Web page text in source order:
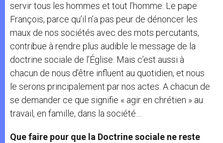
servir tous les hommes et tout l’homme. Le pape
François, parce qu’il n’a pas peur de dénoncer les
maux de nos sociétés avec des mots percutants,
contribue à rendre plus audible le message de la
doctrine sociale de l’Église. Mais c’est aussi à
chacun de nous d’être influent au quotidien, et nous
le serons principalement par nos actes. A chacun de
se demander ce que signifie « agir en chrétien » au
travail, en famille, dans la société…
Que faire pour que la Doctrine sociale ne reste